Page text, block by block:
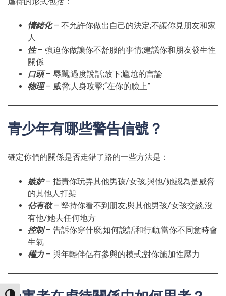
情緒化– 不允許你做出自己的決定;不讓你見朋友和家
人
性– 強迫你做讓你不舒服的事情;建議你和朋友發生性
關係
口頭– 辱駡;過度說話;放下;尷尬的言論
物理– 威脅;人身攻擊;“在你的臉上”
青少年有哪些警告信號？
確定你們的關係是否走錯了路的一些方法是：
嫉妒– 指責你玩弄其他男孩/女孩;與他/她認為是威脅
的其他人打架
佔有欲– 堅持你看不到朋友;與其他男孩/女孩交談;沒
有他/她去任何地方
控制– 告訴你穿什麼;如何說話和行動;當你不同意時會
生氣
權力– 與年輕伴侶有參與的模式;對你施加性壓力